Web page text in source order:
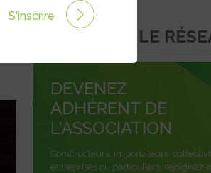
REJOINDRE LE
DEVENEZ
ADHÉRENT DE
L'ASSOCIATION
Constructeurs, importateurs,
entreprises ou particuliers, rejoignez-
S'inscrire